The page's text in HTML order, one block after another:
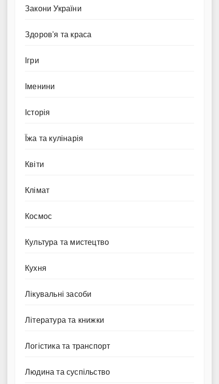
Закони України
Здоров'я та краса
Ігри
Іменини
Історія
Їжа та кулінарія
Квіти
Клімат
Космос
Культура та мистецтво
Кухня
Лікувальні засоби
Література та книжки
Логістика та транспорт
Людина та суспільство